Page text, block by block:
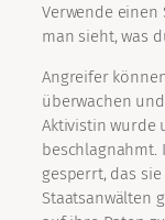
Verwende einen
man sieht, was
Angreifer
überwachen
Aktivistin wurde
beschlagnahmt.
gesperrt, das
Staatsanwälten